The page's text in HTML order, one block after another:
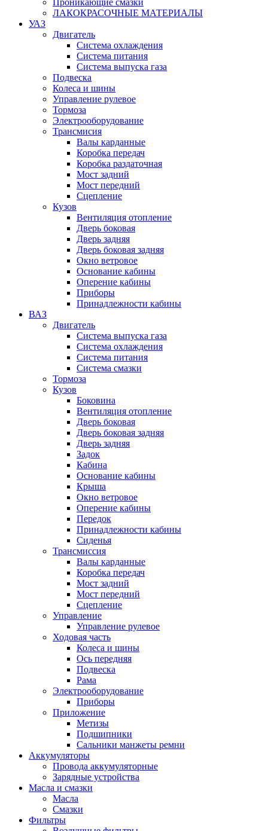
Проникающие смазки
ЛАКОКРАСОЧНЫЕ МАТЕРИАЛЫ
УАЗ
Двигатель
Система охлаждения
Система питания
Система выпуска газа
Подвеска
Колеса и шины
Управление рулевое
Тормоза
Электрооборудование
Трансмисия
Валы карданные
Коробка передач
Коробка раздаточная
Мост задний
Мост передний
Сцепление
Кузов
Вентиляция отопление
Дверь боковая
Дверь задняя
Дверь боковая задняя
Окно ветровое
Основание кабины
Оперение кабины
Приборы
Принадлежности кабины
ВАЗ
Двигатель
Система выпуска газа
Система охлаждения
Система питания
Система смазки
Тормоза
Кузов
Боковина
Вентиляция отопление
Дверь боковая
Дверь боковая задняя
Дверь задняя
Задок
Кабина
Основание кабины
Крыша
Окно ветровое
Оперение кабины
Передок
Принадлежности кабины
Сиденья
Трансмиссия
Валы карданные
Коробка передач
Мост задний
Мост передний
Сцепление
Управление
Управление рулевое
Ходовая часть
Колеса и шины
Ось передняя
Подвеска
Рама
Электрооборудование
Приборы
Приложение
Метизы
Подшипники
Сальники манжеты ремни
Аккумуляторы
Провода аккумуляторные
Зарядные устройства
Масла и смазки
Масла
Смазки
Фильтры